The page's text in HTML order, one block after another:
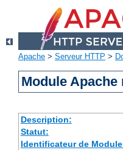
Apache > Serveur HTTP >
Module
Description:
Statut:
Identificateur de